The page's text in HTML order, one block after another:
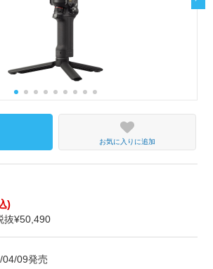
お気に入りに追加
)
抜¥50,490
04/09発売